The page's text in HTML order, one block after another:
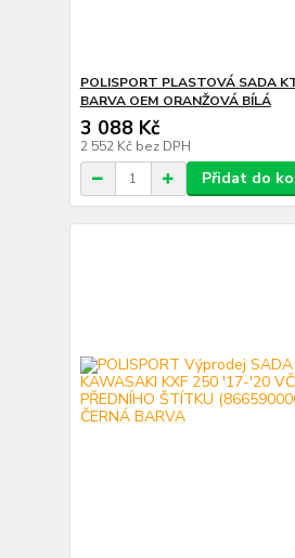
POLISPORT PLASTOVÁ SADA
BARVA OEM ORANŽOVÁ BÍLÁ
3 088 Kč
2 552 Kč bez DPH
Přidat do